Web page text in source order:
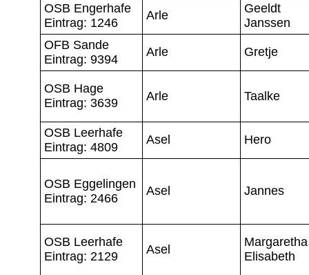
OSB Engerhafe
Eintrag: 1246
Arle
Geeldt
Janssen
OFB Sande
Eintrag: 9394
Arle Gretje
OSB Hage
Eintrag: 3639
Arle Taalke
OSB Leerhafe
Eintrag: 4809
Asel Hero
OSB Eggelingen
Eintrag: 2466
Asel Jannes
OSB Leerhafe
Eintrag: 2129
Asel
Margaretha
Elisabeth